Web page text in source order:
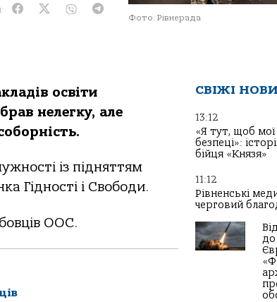
Фото: Рівнерада
освіти
нелегку, але
із підняттям
Гідності і Свободи.
ООС.
СВІЖІ
13:12
«Я тут, щоб мої
безпеці»:
бійця «Князя»
11:12
Рівненські
черговий
до